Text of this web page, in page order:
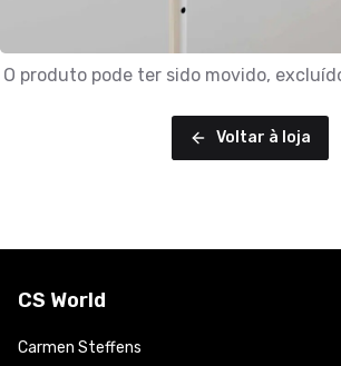
O produto pode ter sido movido,
Voltar à loja
CS World
Carmen Steffens